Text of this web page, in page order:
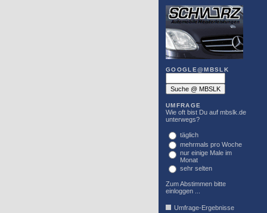
GOOGLE@MBSLK
UMFRAGE
Wie oft bist Du auf mbslk.de
unterwegs?
täglich
mehrmals pro Woche
nur einige Male im
Monat
sehr selten
Zum Abstimmen bitte
einloggen ...
Umfrage-Ergebnisse